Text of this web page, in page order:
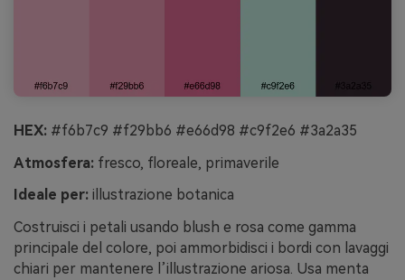
HEX: #f6b7c9 #f29bb6 #e66d98 #c9f2e6 #3a2a35
Atmosfera: fresco, floreale, primaverile
Ideale per: illustrazione botanica
Costruisci i petali usando blush e rosa come gamma
principale del colore, poi ammorbidisci i bordi con lavaggi
chiari per mantenere l’illustrazione ariosa. Usa menta